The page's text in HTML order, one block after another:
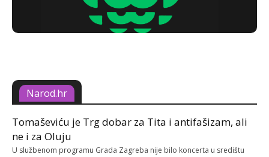
Narod.hr
Tomaševiću je Trg dobar za Tita i antifašizam, ali
ne i za Oluju
U službenom programu Grada Zagreba nije bilo koncerta u središtu